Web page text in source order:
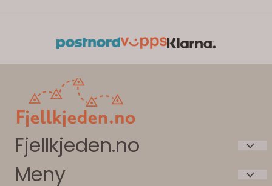
Fjellkjeden.no
Intersport Beitostølen AS
Meny